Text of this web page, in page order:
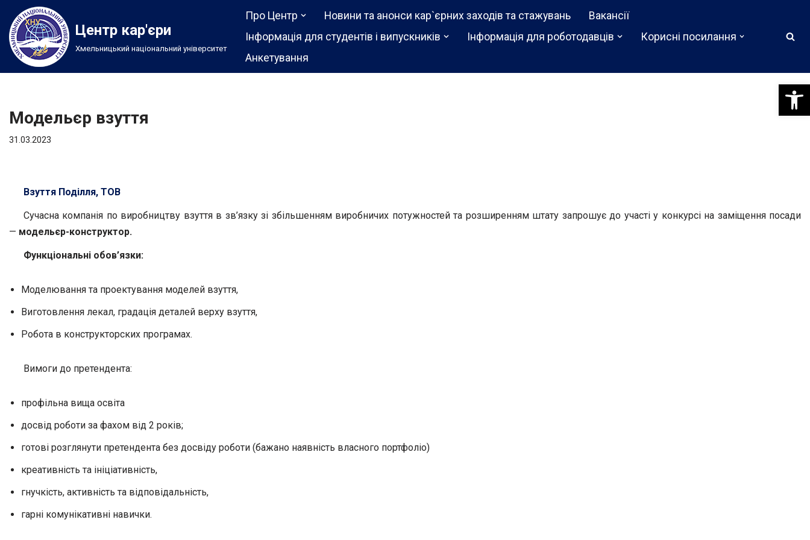
Перейти
до
вмісту
Центр кар'єри
Хмельницький національний університет
Про Центр Новини та анонси кар`єрних заходів та стажувань
Вакансії
Інформація для студентів і випускників
Інформація для роботодавців
Корисні посилання
Анкетування
Модельєр взуття
31.03.2023
Взуття Поділля, ТОВ
Сучасна компанія по виробництву взуття в зв’язку зі збільшенням виробничих потужностей та розширенням штату запрошує до участі у конкурсі на заміщення посади
— модельєр-конструктор.
Функціональні обов’язки:
Моделювання та проектування моделей взуття,
Виготовлення лекал, градація деталей верху взуття,
Робота в конструкторских програмах.
Вимоги до претендента:
профільна вища освіта
досвід роботи за фахом від 2 років;
готові розглянути претендента без досвіду роботи (бажано наявність власного портфоліо)
креативність та ініціативність,
гнучкість, активність та відповідальність,
гарні комунікативні навички.